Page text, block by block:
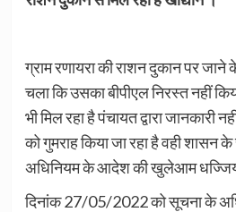
ग्राम रणायरा की राशन दुकान पर जाने
चला कि उसका बीपीएल निरस्त नहीं
भी मिल रहा है पंचायत द्वारा जानकारी
को गुमराह किया जा रहा है वही शासन
अधिनियम के आदेश की खुलेआम धज्जिया
दिनांक 27/05/2022 को सूचना के